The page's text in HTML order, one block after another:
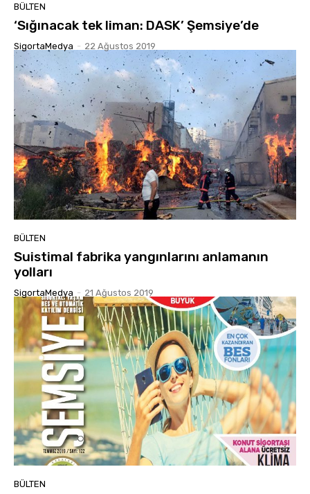
BÜLTEN
‘Sığınacak tek liman: DASK’ Şemsiye’de
SigortaMedya - 22 Ağustos 2019
BÜLTEN
Suistimal fabrika yangınlarını anlamanın
yolları
SigortaMedya - 21 Ağustos 2019
BÜLTEN